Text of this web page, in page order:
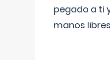
pegado a ti
manos libres